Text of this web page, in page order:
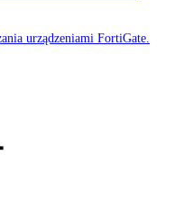
urządzeniami FortiGate.